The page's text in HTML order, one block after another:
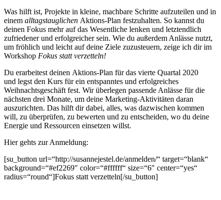
Was hilft ist, Projekte in kleine, machbare Schritte aufzuteilen und in
einem alltagstauglichen Aktions-Plan festzuhalten. So kannst du
deinen Fokus mehr auf das Wesentliche lenken und letztendlich
zufriedener und erfolgreicher sein. Wie du außerdem Anlässe nutzt,
um fröhlich und leicht auf deine Ziele zuzusteuern, zeige ich dir im
Workshop Fokus statt verzetteln!
Du erarbeitest deinen Aktions-Plan für das vierte Quartal 2020
und legst den Kurs für ein entspanntes und erfolgreiches
Weihnachtsgeschäft fest. Wir überlegen passende Anlässe für die
nächsten drei Monate, um deine Marketing-Aktivitäten daran
auszurichten. Das hilft dir dabei, alles, was dazwischen kommen
will, zu überprüfen, zu bewerten und zu entscheiden, wo du deine
Energie und Ressourcen einsetzen willst.
Hier gehts zur Anmeldung:
[su_button url=“http://susannejestel.de/anmelden/“ target=“blank“
background=“#ef2269″ color=“#ffffff“ size=“6″ center=“yes“
radius=“round“]Fokus statt verzetteln[/su_button]